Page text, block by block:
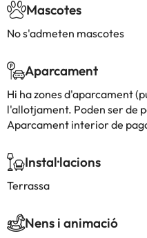
Mascotes
No s'admeten mascotes
Aparcament
Hi ha zones d'aparcament
l'allotjament. Poden ser de
Aparcament interior de
Instal·lacions
Terrassa
Nens i animació